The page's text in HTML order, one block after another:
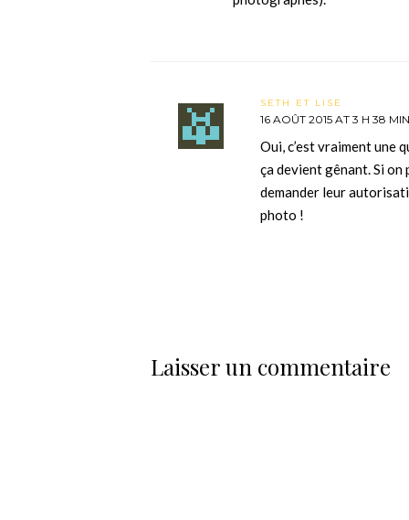
SETH ET LISE
16 AOÛT 2015 AT 3 H 38 MIN
Oui, c’est vraiment une
ça devient gênant. Si
demander leur
photo !
Laisser un commentaire